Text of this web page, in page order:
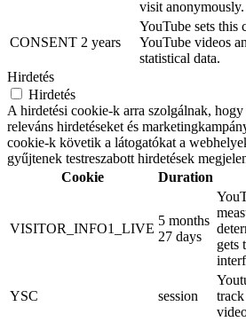
visit anonymously.
CONSENT 2 years
YouTube sets this
YouTube videos
statistical data.
Hirdetés
Hirdetés
A hirdetési cookie-k arra szolgálnak, hogy
releváns hirdetéseket és
cookie-k követik a látogatókat a
gyűjtenek testreszabott hirdetések
Cookie
Duration
VISITOR_INFO1_LIVE
5 months
27 days
gets
YSC session